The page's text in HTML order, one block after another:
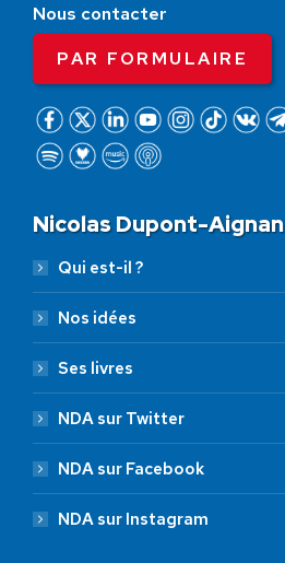
Nous contacter
PAR FORMULAIRE
Nicolas Dupont-Aignan
Qui est-il ?
Nos idées
Ses livres
NDA sur Twitter
NDA sur Facebook
NDA sur Instagram